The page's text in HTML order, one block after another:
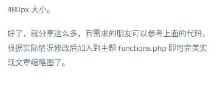
480px 大小。
好了，就分享这么多，有需求的朋友可以参考上面的代码，
根据实际情况修改后加入到主题 functions.php 即可完美实
现文章缩略图了。